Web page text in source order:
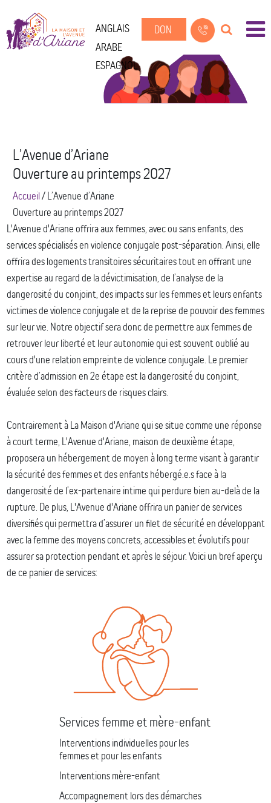
ANGLAIS
ARABE
ESPAGNOL
DON
L’Avenue d’Ariane
Ouverture au printemps 2027
Accueil/L’Avenue d’Ariane
Ouverture au printemps 2027
L'Avenue d'Ariane offrira aux femmes, avec ou sans enfants, des
services spécialisés en violence conjugale post-séparation. Ainsi, elle
offrira des logements transitoires sécuritaires tout en offrant une
expertise au regard de la dévictimisation, de l’analyse de la
dangerosité du conjoint, des impacts sur les femmes et leurs enfants
victimes de violence conjugale et de la reprise de pouvoir des femmes
sur leur vie. Notre objectif sera donc de permettre aux femmes de
retrouver leur liberté et leur autonomie qui est souvent oublié au
cours d'une relation empreinte de violence conjugale. Le premier
critère d’admission en 2e étape est la dangerosité du conjoint,
évaluée selon des facteurs de risques clairs.
Contrairement à La Maison d'Ariane qui se situe comme une réponse
à court terme, L'Avenue d'Ariane, maison de deuxième étape,
proposera un hébergement de moyen à long terme visant à garantir
la sécurité des femmes et des enfants hébergé.e.s face à la
dangerosité de l’ex-partenaire intime qui perdure bien au-delà de la
rupture. De plus, L'Avenue d'Ariane offrira un panier de services
diversifiés qui permettra d’assurer un filet de sécurité en développant
avec la femme des moyens concrets, accessibles et évolutifs pour
assurer sa protection pendant et après le séjour. Voici un bref aperçu
de ce panier de services:
Services femme et mère-enfant
Interventions individuelles pour les
femmes et pour les enfants
Interventions mère-enfant
Accompagnement lors des démarches